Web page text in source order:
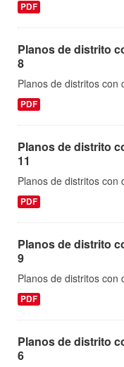
PDF
Planos de distrito
8
Planos de distritos con
PDF
Planos de distrito
11
Planos de distritos con
PDF
Planos de distrito
9
Planos de distritos con
PDF
Planos de distrito
6